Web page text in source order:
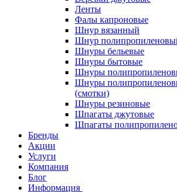
Ленты
Фалы капроновые
Шнур вязанный
Шнур
Шнуры бельевые
Шнуры бытовые
Шнуры
Шнуры
(смотки)
Шнуры резиновые
Шпагаты джутовые
Шпагаты
Бренды
Акции
Услуги
Компания
Блог
Информация